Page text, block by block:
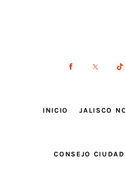
INICIO JALISCO
CONSEJO